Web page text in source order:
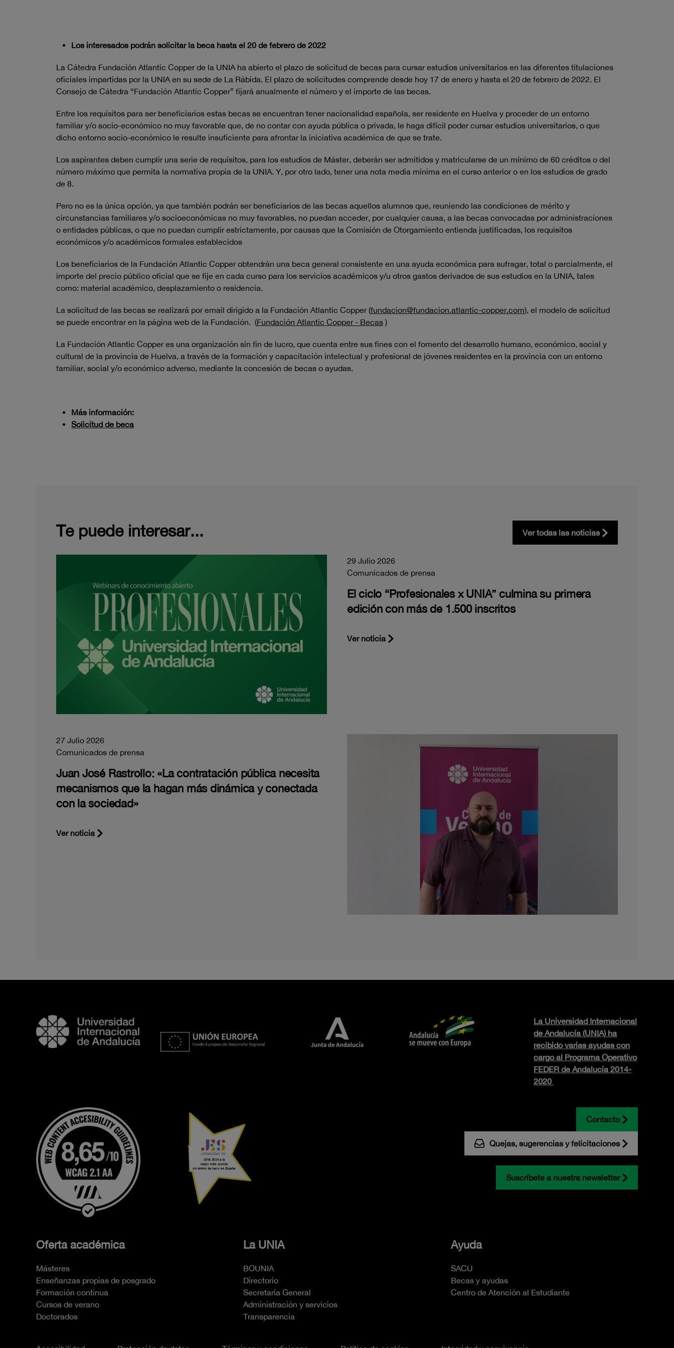
Los interesados podrán solicitar la beca hasta el 20 de febrero de 2022
La Cátedra Fundación Atlantic Copper de la UNIA ha abierto el plazo de solicitud de becas para cursar estudios universitarios en las diferentes titulaciones
oficiales impartidas por la UNIA en su sede de La Rábida. El plazo de solicitudes comprende desde hoy 17 de enero y hasta el 20 de febrero de 2022. El
Consejo de Cátedra “Fundación Atlantic Copper” fijará anualmente el número y el importe de las becas.
Entre los requisitos para ser beneficiarios estas becas se encuentran tener nacionalidad española, ser residente en Huelva y proceder de un entorno
familiar y/o socio-económico no muy favorable que, de no contar con ayuda pública o privada, le haga difícil poder cursar estudios universitarios, o que
dicho entorno socio-económico le resulte insuficiente para afrontar la iniciativa académica de que se trate.
Los aspirantes deben cumplir una serie de requisitos, para los estudios de Máster, deberán ser admitidos y matricularse de un mínimo de 60 créditos o del
número máximo que permita la normativa propia de la UNIA. Y, por otro lado, tener una nota media mínima en el curso anterior o en los estudios de grado
de 8.
Pero no es la única opción, ya que también podrán ser beneficiarios de las becas aquellos alumnos que, reuniendo las condiciones de mérito y
circunstancias familiares y/o socioeconómicas no muy favorables, no puedan acceder, por cualquier causa, a las becas convocadas por administraciones
o entidades públicas, o que no puedan cumplir estrictamente, por causas que la Comisión de Otorgamiento entienda justificadas, los requisitos
económicos y/o académicos formales establecidos
Los beneficiarios de la Fundación Atlantic Copper obtendrán una beca general consistente en una ayuda económica para sufragar, total o parcialmente, el
importe del precio público oficial que se fije en cada curso para los servicios académicos y/u otros gastos derivados de sus estudios en la UNIA, tales
como: material académico, desplazamiento o residencia.
La solicitud de las becas se realizará por email dirigido a la Fundación Atlantic Copper (fundacion@fundacion.atlantic-copper.com), el modelo de solicitud
se puede encontrar en la página web de la Fundación. (Fundación Atlantic Copper - Becas )
La Fundación Atlantic Copper es una organización sin fin de lucro, que cuenta entre sus fines con el fomento del desarrollo humano, económico, social y
cultural de la provincia de Huelva, a través de la formación y capacitación intelectual y profesional de jóvenes residentes en la provincia con un entorno
familiar, social y/o económico adverso, mediante la concesión de becas o ayudas.
Más información:
Solicitud de beca
Te puede interesar... Ver todas las noticias
29 Julio 2026
Comunicados de prensa
El ciclo “Profesionales x UNIA” culmina su primera
edición con más de 1.500 inscritos
Ver noticia
27 Julio 2026
Comunicados de prensa
Juan José Rastrollo: «La contratación pública necesita
mecanismos que la hagan más dinámica y conectada
con la sociedad»
Ver noticia
La Universidad Internacional
de Andalucía (UNIA) ha
recibido varias ayudas con
cargo al Programa Operativo
FEDER de Andalucía 2014-
2020
Contacto
Quejas, sugerencias y felicitaciones
Suscríbete a nuestra newsletter
Oferta académica
Másteres
Enseñanzas propias de posgrado
Formación continua
Cursos de verano
Doctorados
La UNIA
BOUNIA
Directorio
Secretaría General
Administración y servicios
Transparencia
Ayuda
SACU
Becas y ayudas
Centro de Atención al Estudiante